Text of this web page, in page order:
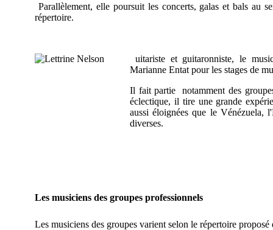
Parallèlement, elle poursuit les concerts, galas et bals au
répertoire.
uitariste et guitaronniste, le
Marianne Entat pour les stages de
Il fait partie notamment des
éclectique, il tire une grande
aussi éloignées que le Vénézuela,
diverses.
Les musiciens des groupes professionnels
Les musiciens des groupes varient selon le répertoire